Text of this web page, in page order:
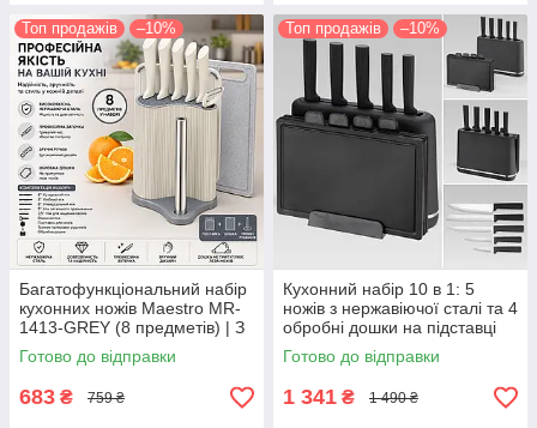
Топ продажів –10%
Багатофункціональний набір
кухонних ножів Maestro MR-
1413-GREY (8 предметів) | З
обробною дошкою та
тримачем для рушників
Готово до відправки
683 ₴ 759 ₴
Топ продажів –10%
Кухонний набір 10 в 1: 5
ножів з нержавіючої сталі та 4
обробні дошки на підставці
Maestro MR-1412
Готово до відправки
1 341 ₴ 1 490 ₴